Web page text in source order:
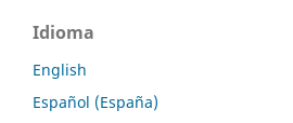
Idioma
English
Español (España)